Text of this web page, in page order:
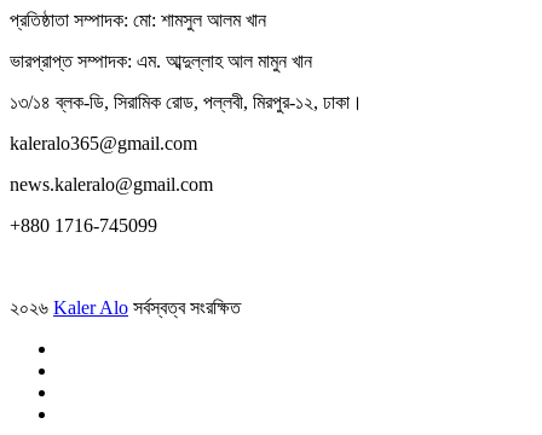
প্রতিষ্ঠাতা সম্পাদক: মো: শামসুল আলম খান
ভারপ্রাপ্ত সম্পাদক: এম. আব্দুল্লাহ আল মামুন খান
১৩/১৪ ব্লক-ডি, সিরামিক রোড, পল্লবী, মিরপুর-১২, ঢাকা।
kaleralo365@gmail.com
news.kaleralo@gmail.com
+880 1716-745099
২০২৬ Kaler Alo সর্বস্বত্ব সংরক্ষিত